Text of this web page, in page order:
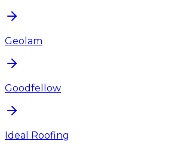
Geolam
Goodfellow
Ideal Roofing